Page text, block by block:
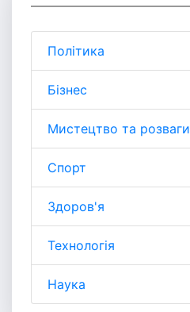
Політика
Бізнес
Мистецтво та розваги
Спорт
Здоров'я
Технологія
Наука